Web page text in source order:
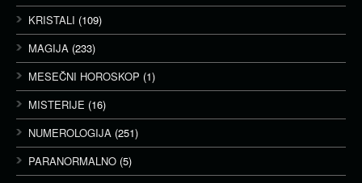
KRISTALI (109)
MAGIJA (233)
MESEČNI HOROSKOP (1)
MISTERIJE (16)
NUMEROLOGIJA (251)
PARANORMALNO (5)